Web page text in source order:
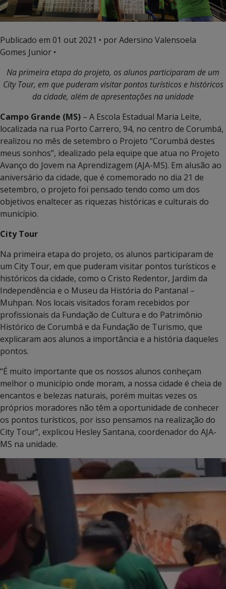
Publicado em 01 out 2021 • por Adersino Valensoela
Gomes Junior •
Na primeira etapa do projeto, os alunos participaram de um
City Tour, em que puderam visitar pontos turísticos e históricos
da cidade, além de apresentações na unidade
Campo Grande (MS) – A Escola Estadual Maria Leite,
localizada na rua Porto Carrero, 94, no centro de Corumbá,
realizou no mês de setembro o Projeto “Corumbá destes
meus sonhos”, idealizado pela equipe que atua no Projeto
Avanço do Jovem na Aprendizagem (AJA-MS). Em alusão ao
aniversário da cidade, que é comemorado no dia 21 de
setembro, o projeto foi pensado tendo como um dos
objetivos enaltecer as riquezas históricas e culturais do
município.
City Tour
Na primeira etapa do projeto, os alunos participaram de
um City Tour, em que puderam visitar pontos turísticos e
históricos da cidade, como o Cristo Redentor, Jardim da
Independência e o Museu da História do Pantanal –
Muhpan. Nos locais visitados foram recebidos por
profissionais da Fundação de Cultura e do Patrimônio
Histórico de Corumbá e da Fundação de Turismo, que
explicaram aos alunos a importância e a história daqueles
pontos.
“É muito importante que os nossos alunos conheçam
melhor o município onde moram, a nossa cidade é cheia de
encantos e belezas naturais, porém muitas vezes os
próprios moradores não têm a oportunidade de conhecer
os pontos turísticos, por isso pensamos na realização do
City Tour”, explicou Hesley Santana, coordenador do AJA-
MS na unidade.